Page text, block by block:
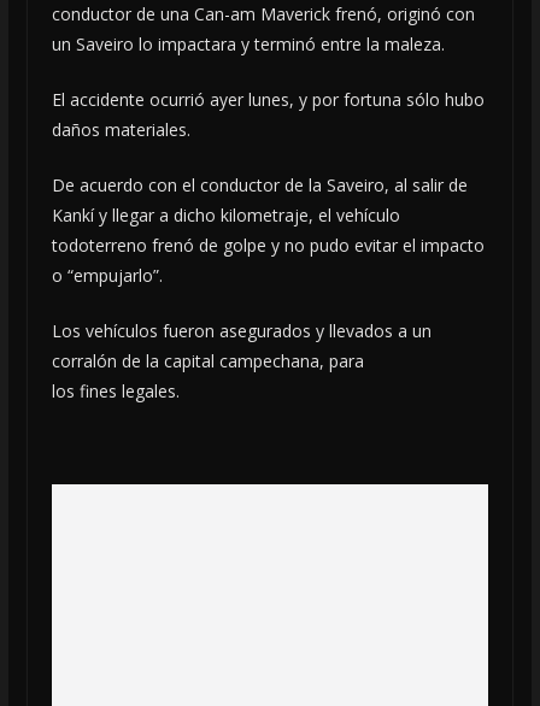
conductor de una Can-am Maverick frenó, originó con
un Saveiro lo impactara y terminó entre la maleza.
El accidente ocurrió ayer lunes, y por fortuna sólo hubo
daños materiales.
De acuerdo con el conductor de la Saveiro, al salir de
Kankí y llegar a dicho kilometraje, el vehículo
todoterreno frenó de golpe y no pudo evitar el impacto
o “empujarlo”.
Los vehículos fueron asegurados y llevados a un
corralón de la capital campechana, para
los fines legales.